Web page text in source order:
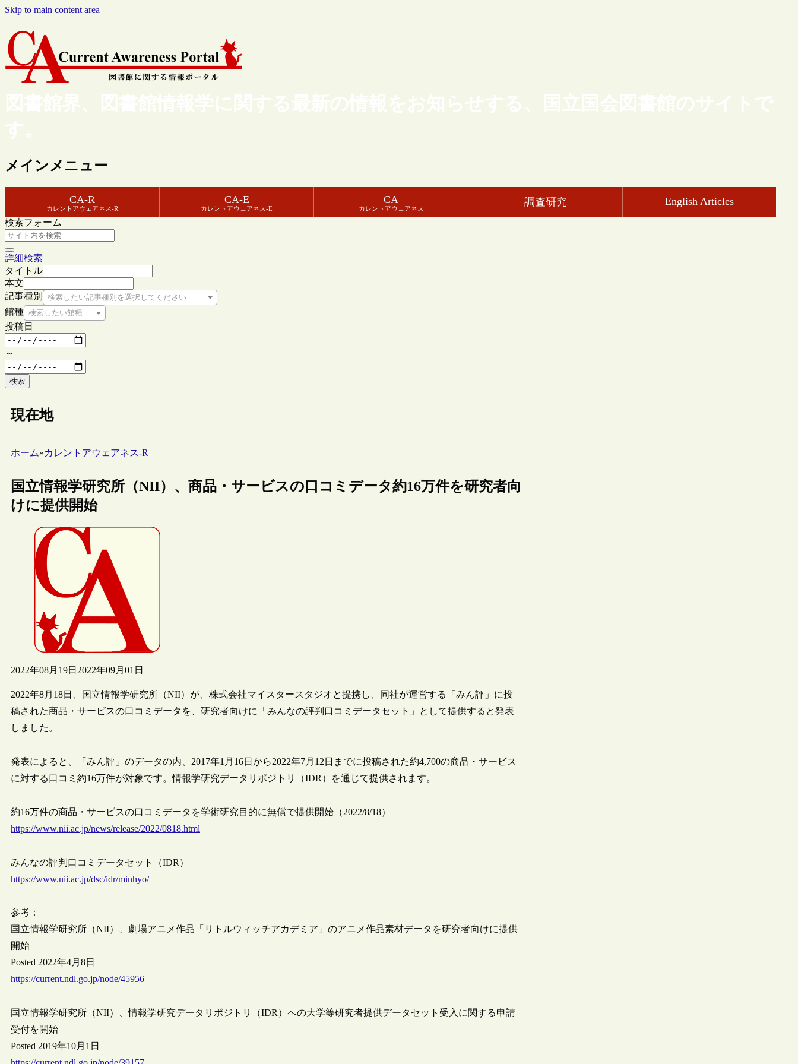
Skip to main content area
図書館界、図書館情報学に関する最新の情報をお知らせする、国立国会図書館のサイトで
す。
メインメニュー
CA-R
カレントアウェアネス-R
CA-E
カレントアウェアネス-E
CA
カレントアウェアネス
調査研究 English Articles
検索フォーム
詳細検索
タイトル
本文
記事種別
検索したい記事種別を選択してください
館種 検索したい館種を選択してください
投稿日
～
検索
現在地
ホーム»カレントアウェアネス-R
国立情報学研究所（NII）、商品・サービスの口コミデータ約16万件を研究者向
けに提供開始
2022年08月19日 2022年09月01日
2022年8月18日、国立情報学研究所（NII）が、株式会社マイスタースタジオと提携し、同社が運営する「みん評」に投
稿された商品・サービスの口コミデータを、研究者向けに「みんなの評判口コミデータセット」として提供すると発表
しました。
発表によると、「みん評」のデータの内、2017年1月16日から2022年7月12日までに投稿された約4,700の商品・サービス
に対する口コミ約16万件が対象です。情報学研究データリポジトリ（IDR）を通じて提供されます。
約16万件の商品・サービスの口コミデータを学術研究目的に無償で提供開始（2022/8/18）
https://www.nii.ac.jp/news/release/2022/0818.html
みんなの評判口コミデータセット（IDR）
https://www.nii.ac.jp/dsc/idr/minhyo/
参考：
国立情報学研究所（NII）、劇場アニメ作品「リトルウィッチアカデミア」のアニメ作品素材データを研究者向けに提供
開始
Posted 2022年4月8日
https://current.ndl.go.jp/node/45956
国立情報学研究所（NII）、情報学研究データリポジトリ（IDR）への大学等研究者提供データセット受入に関する申請
受付を開始
Posted 2019年10月1日